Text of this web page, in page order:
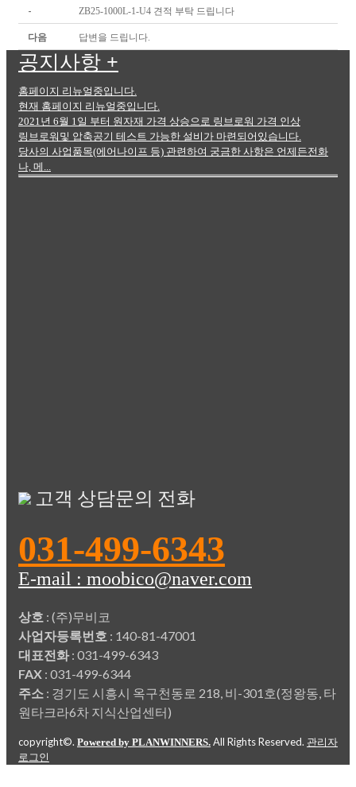
- ZB25-1000L-1-U4 견적 부탁 드립니다
다음 답변을 드립니다.
공지사항 +
홈페이지 리뉴얼중입니다.
현재 홈페이지 리뉴얼중입니다.
2021년 6월 1일 부터 원자재 가격 상승으로 링브로워 가격 인상
링브로워및 압축공기 테스트 가능한 설비가 마련되어있습니다.
당사의 사업품목(에어나이프 등) 관련하여 궁금한 사항은 언제든전화
나, 메...
고객 상담문의 전화
031-499-6343
E-mail : moobico@naver.com
상호 : (주)무비코
사업자등록번호 : 140-81-47001
대표전화: 031-499-6343
FAX : 031-499-6344
주소 : 경기도 시흥시 옥구천동로 218, 비-301호(정왕동, 타
원타크라6차 지식산업센터)
copyright©. Powered by PLANWINNERS. All Rights Reserved. 관리자
로그인